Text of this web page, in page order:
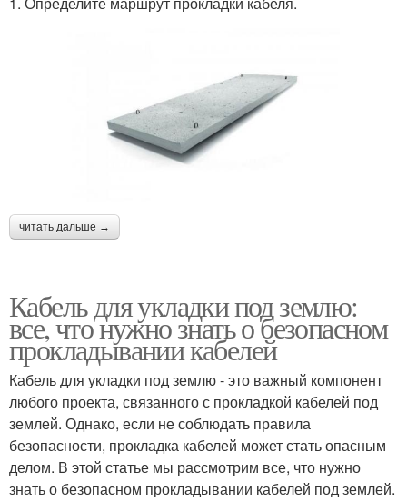
читать дальше →
Кабель для укладки под землю:
все, что нужно знать о безопасном
прокладывании кабелей
Кабель для укладки под землю - это важный компонент
любого проекта, связанного с прокладкой кабелей под
землей. Однако, если не соблюдать правила
безопасности, прокладка кабелей может стать опасным
делом. В этой статье мы рассмотрим все, что нужно
знать о безопасном прокладывании кабелей под землей.